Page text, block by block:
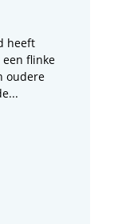
heeft
flinke
oudere